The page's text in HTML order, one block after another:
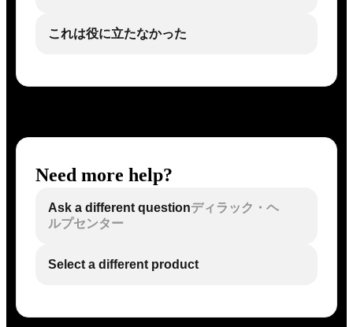
これは役に立たなかった
Need more help?
Ask a different questionディラック・ヘ
ルプセンター
Select a different product